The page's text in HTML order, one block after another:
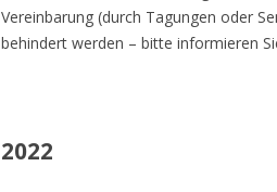
Vereinbarung (durch Tagungen oder
behindert werden – bitte informieren
2022